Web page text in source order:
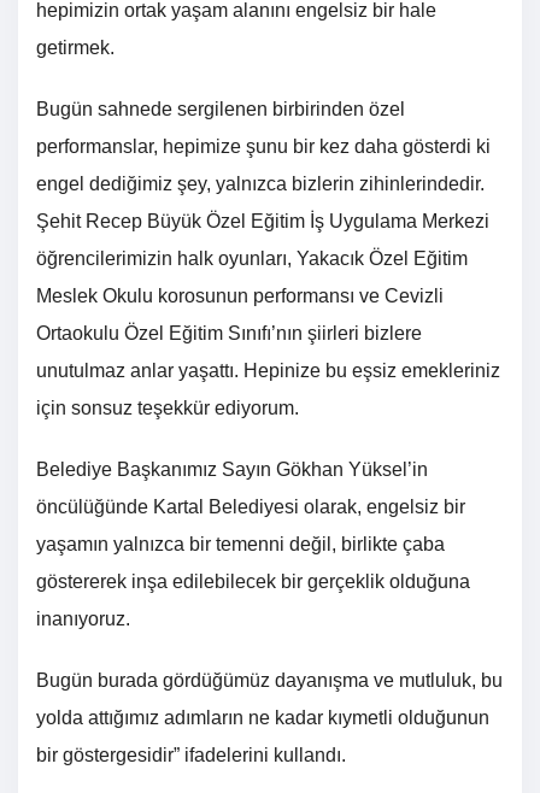
hepimizin ortak yaşam alanını engelsiz bir hale
getirmek.
Bugün sahnede sergilenen birbirinden özel
performanslar, hepimize şunu bir kez daha gösterdi ki
engel dediğimiz şey, yalnızca bizlerin zihinlerindedir.
Şehit Recep Büyük Özel Eğitim İş Uygulama Merkezi
öğrencilerimizin halk oyunları, Yakacık Özel Eğitim
Meslek Okulu korosunun performansı ve Cevizli
Ortaokulu Özel Eğitim Sınıfı’nın şiirleri bizlere
unutulmaz anlar yaşattı. Hepinize bu eşsiz emekleriniz
için sonsuz teşekkür ediyorum.
Belediye Başkanımız Sayın Gökhan Yüksel’in
öncülüğünde Kartal Belediyesi olarak, engelsiz bir
yaşamın yalnızca bir temenni değil, birlikte çaba
göstererek inşa edilebilecek bir gerçeklik olduğuna
inanıyoruz.
Bugün burada gördüğümüz dayanışma ve mutluluk, bu
yolda attığımız adımların ne kadar kıymetli olduğunun
bir göstergesidir” ifadelerini kullandı.